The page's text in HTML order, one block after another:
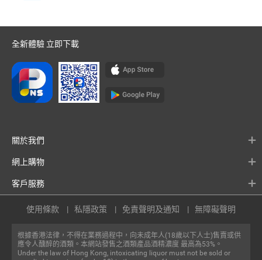
全新體驗 立即下載
關於我們
網上購物
客戶服務
根據香港法律，不得在業務過程中，向未成年人(18歲以下人士)售賣或供
應令人醺醉的酒類。本網站發售之酒類產品酒精濃度 最高為53%。
Under the law of Hong Kong, intoxicating liquor must not be sold or
使用條款 私隱政策 免責聲明及通知 無障礙聲明